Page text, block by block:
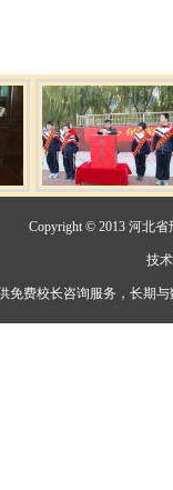
Copyright © 2013 河北
技
免费校长咨询服务，长期